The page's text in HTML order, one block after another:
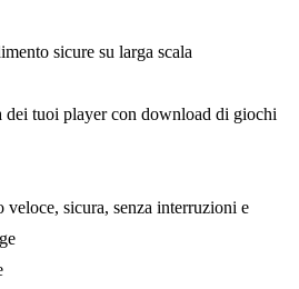
sicure su larga scala
dei tuoi player con download di giochi
sicura, senza interruzioni e